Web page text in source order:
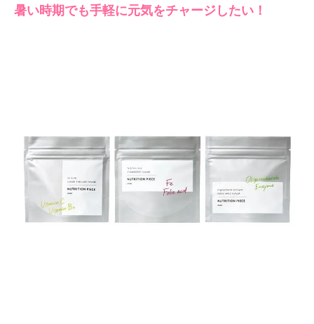
暑い時期でも手軽に元気をチャージしたい！